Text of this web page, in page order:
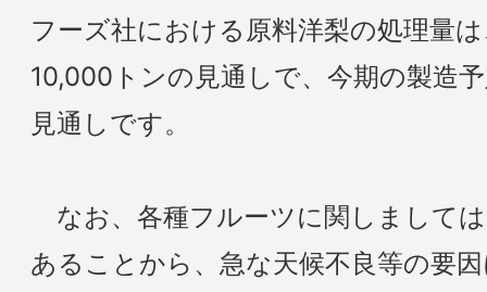
フーズ社における原料洋梨の処理量
10,000トンの見通しで、今期の製造
見通しです。
なお、各種フルーツに関しまして
あることから、急な天候不良等の要